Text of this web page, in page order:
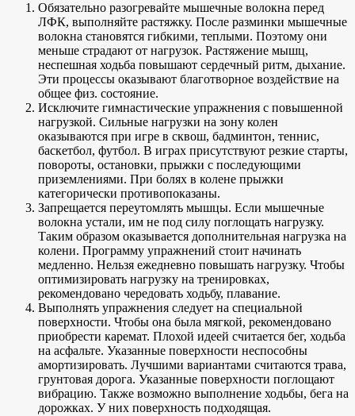
Обязательно разогревайте мышечные волокна перед
ЛФК, выполняйте растяжку. После разминки мышечные
волокна становятся гибкими, теплыми. Поэтому они
меньше страдают от нагрузок. Растяжение мышц,
неспешная ходьба повышают сердечный ритм, дыхание.
Эти процессы оказывают благотворное воздействие на
общее физ. состояние.
Исключите гимнастические упражнения с повышенной
нагрузкой. Сильные нагрузки на зону колен
оказываются при игре в сквош, бадминтон, теннис,
баскетбол, футбол. В играх присутствуют резкие старты,
повороты, остановки, прыжки с последующими
приземлениями. При болях в колене прыжки
категорически противопоказаны.
Запрещается переутомлять мышцы. Если мышечные
волокна устали, им не под силу поглощать нагрузку.
Таким образом оказывается дополнительная нагрузка на
колени. Программу упражнений стоит начинать
медленно. Нельзя ежедневно повышать нагрузку. Чтобы
оптимизировать нагрузку на тренировках,
рекомендовано чередовать ходьбу, плавание.
Выполнять упражнения следует на специальной
поверхности. Чтобы она была мягкой, рекомендовано
приобрести каремат. Плохой идеей считается бег, ходьба
на асфальте. Указанные поверхности неспособны
амортизировать. Лучшими вариантами считаются трава,
грунтовая дорога. Указанные поверхности поглощают
вибрацию. Также возможно выполнение ходьбы, бега на
дорожках. У них поверхность подходящая.